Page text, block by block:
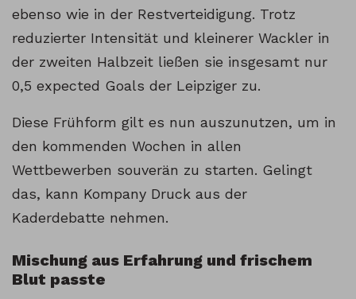
ebenso wie in der Restverteidigung. Trotz
reduzierter Intensität und kleinerer Wackler in
der zweiten Halbzeit ließen sie insgesamt nur
0,5 expected Goals der Leipziger zu.
Diese Frühform gilt es nun auszunutzen, um in
den kommenden Wochen in allen
Wettbewerben souverän zu starten. Gelingt
das, kann Kompany Druck aus der
Kaderdebatte nehmen.
Mischung aus Erfahrung und frischem
Blut passte